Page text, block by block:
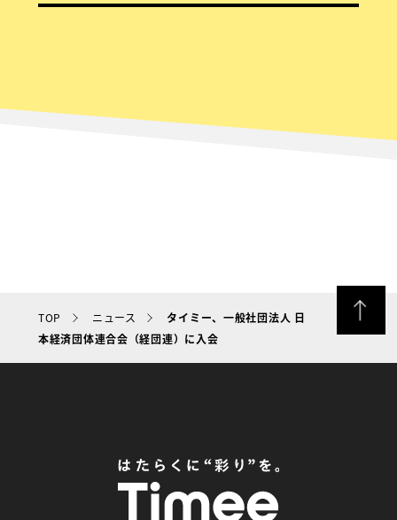
TOP ニュース
タイミー、一般社団法人 日
本経済団体連合会（経団連）に入会